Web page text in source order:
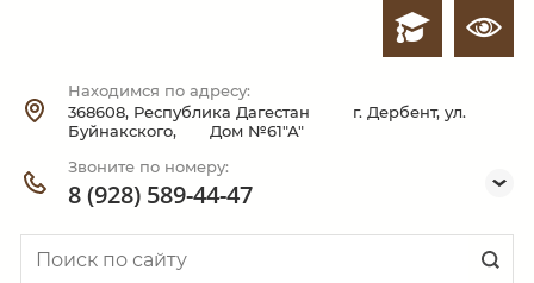
Находимся по адресу:
368608, Республика Дагестан г. Дербент, ул.
Буйнакского, Дом №61"А"
Звоните по номеру:
8 (928) 589-44-47